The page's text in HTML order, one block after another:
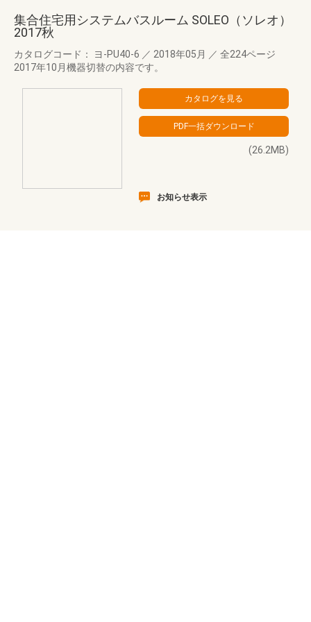
集合住宅用システムバスルーム SOLEO（ソレオ）
2017秋
カタログコード： ヨ-PU40-6 ／ 2018年05月 ／ 全224ページ
2017年10月機器切替の内容です。
(26.2MB)
お知らせ表示